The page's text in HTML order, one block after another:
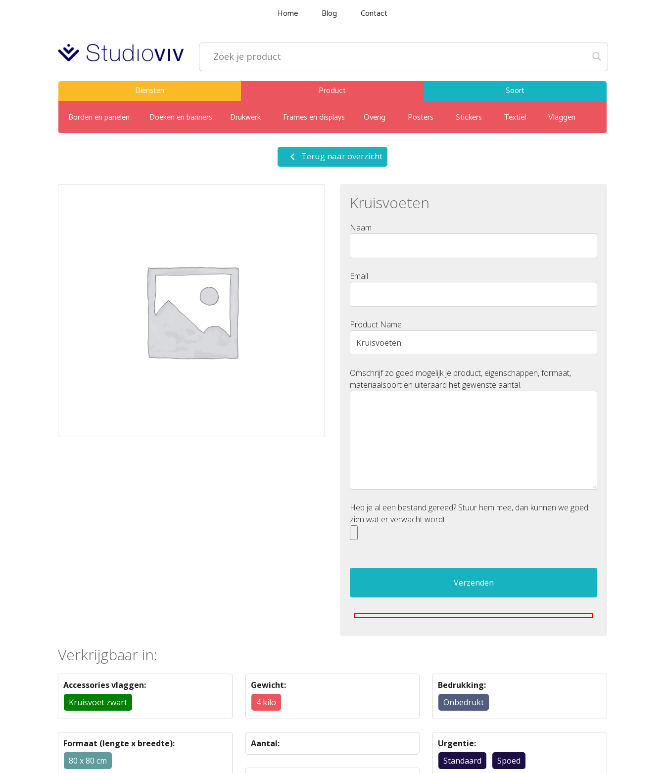
Home Blog Contact
Diensten
Product
Borden en panelen
Doeken en banners Drukwerk Frames en displays Overig Posters Stickers Textiel Vlaggen
Soort
Terug naar overzicht
Kruisvoeten
Naam
Email
Product Name
Omschrijf zo goed mogelijk je product, eigenschappen, formaat,
materiaalsoort en uiteraard het gewenste aantal.
Heb je al een bestand gereed? Stuur hem mee, dan kunnen we goed
zien wat er verwacht wordt.
Verkrijgbaar in:
Accessories vlaggen:
Kruisvoet zwart
Formaat (lengte x breedte):
80 x 80 cm
Gewicht:
4 kilo
Aantal:
Bedrukking:
Onbedrukt
Urgentie:
Standaard
Spoed